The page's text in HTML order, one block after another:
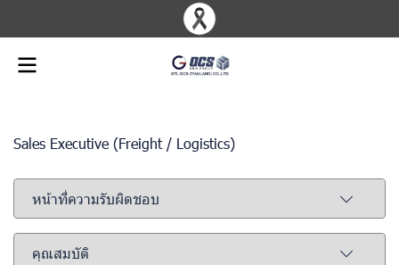
Sales Executive (Freight / Logistics)
หน้าที่ความรับผิดชอบ
คุณสมบัติ